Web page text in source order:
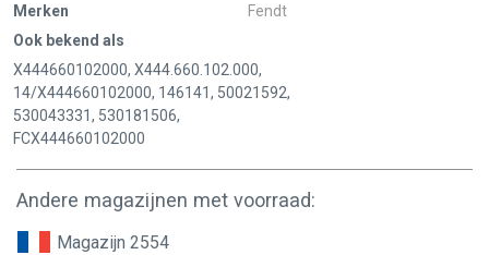
Merken
Fendt
Ook bekend als
X444660102000, X444.660.102.000,
14/X444660102000, 146141, 50021592,
530043331, 530181506,
FCX444660102000
Andere magazijnen met voorraad:
Magazijn 2554